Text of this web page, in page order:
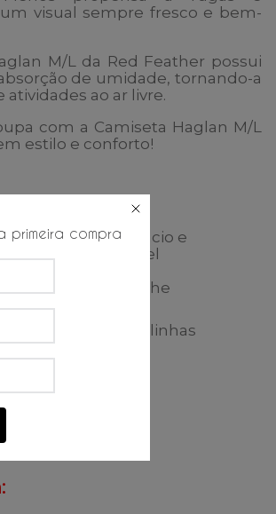
visual sempre fresco e bem-
M/L da Red Feather possui
de umidade, tornando-a
atividades ao ar livre.
com a Camiseta Haglan M/L
estilo e conforto!
Toque macio e
confortável
Não encolhe
Não dá bolinhas
primeira compra